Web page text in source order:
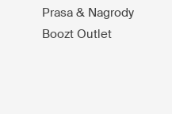
Prasa & Nagrody
Boozt Outlet